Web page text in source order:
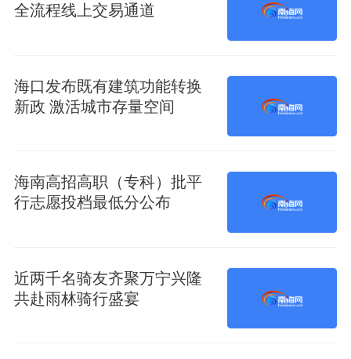
全流程线上交易通道
海口发布既有建筑功能转换
新政 激活城市存量空间
海南高招高职（专科）批平
行志愿投档最低分公布
近两千名骑友齐聚万宁兴隆
共赴雨林骑行盛宴